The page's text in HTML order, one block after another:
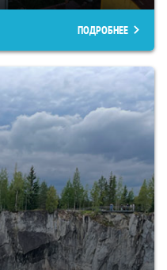
ПОДРОБНЕЕ